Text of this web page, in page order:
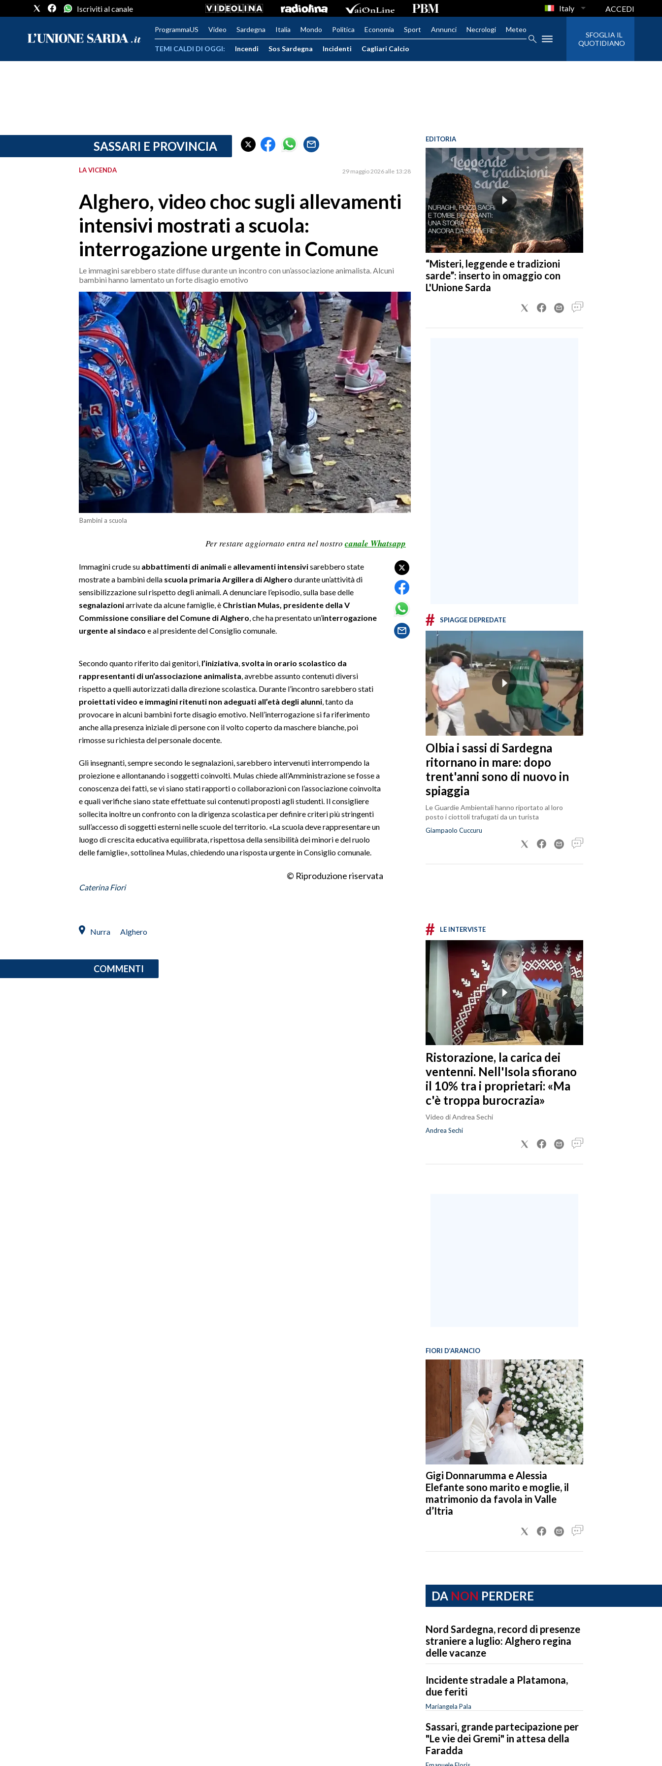
PROVINCIA DI CAGLIARI
ORISTANO E PROVINCIA
SERVIZI ALLE IMPRESE
SPIAGGE
Iscriviti al canale Italy ACCEDI
ProgrammaUS Video Sardegna Italia Mondo Politica Economia Sport Annunci Necrologi Meteo
TEMI CALDI DI OGGI: Incendi Sos Sardegna Incidenti Cagliari Calcio
SFOGLIA IL
QUOTIDIANO
SASSARI E PROVINCIA
LA VICENDA 29 maggio 2026 alle 13:28
Alghero, video choc sugli allevamenti
intensivi mostrati a scuola:
interrogazione urgente in Comune
Le immagini sarebbero state diffuse durante un incontro con un’associazione animalista. Alcuni
bambini hanno lamentato un forte disagio emotivo
Bambini a scuola
Per restare aggiornato entra nel nostro canale Whatsapp
Immagini crude su abbattimenti di animalie allevamenti intensivisarebbero state
mostrate a bambini della scuola primaria Argillera di Alghero durante un’attività di
sensibilizzazione sul rispetto degli animali. A denunciare l’episodio, sulla base delle
segnalazioniarrivate da alcune famiglie, è Christian Mulas, presidente della V
Commissione consiliare del Comune di Alghero, che ha presentato un’interrogazione
urgente al sindaco e al presidente del Consiglio comunale.
Secondo quanto riferito dai genitori, l’iniziativa, svolta in orario scolastico da
rappresentanti di un’associazione animalista, avrebbe assunto contenuti diversi
rispetto a quelli autorizzati dalla direzione scolastica. Durante l’incontro sarebbero stati
proiettati video e immagini ritenuti non adeguati all’età degli alunni, tanto da
provocare in alcuni bambini forte disagio emotivo. Nell’interrogazione si fa riferimento
anche alla presenza iniziale di persone con il volto coperto da maschere bianche, poi
rimosse su richiesta del personale docente.
Gli insegnanti, sempre secondo le segnalazioni, sarebbero intervenuti interrompendo la
proiezione e allontanando i soggetti coinvolti. Mulas chiede all’Amministrazione se fosse a
conoscenza dei fatti, se vi siano stati rapporti o collaborazioni con l’associazione coinvolta
e quali verifiche siano state effettuate sui contenuti proposti agli studenti. Il consigliere
sollecita inoltre un confronto con la dirigenza scolastica per definire criteri più stringenti
sull’accesso di soggetti esterni nelle scuole del territorio. «La scuola deve rappresentare un
luogo di crescita educativa equilibrata, rispettosa della sensibilità dei minori e del ruolo
delle famiglie», sottolinea Mulas, chiedendo una risposta urgente in Consiglio comunale.
© Riproduzione riservata
Caterina Fiori
Nurra Alghero
COMMENTI
EDITORIA
“Misteri, leggende e tradizioni
sarde”: inserto in omaggio con
L'Unione Sarda
# SPIAGGE DEPREDATE
Olbia i sassi di Sardegna
ritornano in mare: dopo
trent'anni sono di nuovo in
spiaggia
Le Guardie Ambientali hanno riportato al loro
posto i ciottoli trafugati da un turista
Giampaolo Cuccuru
# LE INTERVISTE
Ristorazione, la carica dei
ventenni. Nell'Isola sfiorano
il 10% tra i proprietari: «Ma
c'è troppa burocrazia»
Video di Andrea Sechi
Andrea Sechi
FIORI D’ARANCIO
Gigi Donnarumma e Alessia
Elefante sono marito e moglie, il
matrimonio da favola in Valle
d’Itria
DA NON PERDERE
Nord Sardegna, record di presenze
straniere a luglio: Alghero regina
delle vacanze
Incidente stradale a Platamona,
due feriti
Mariangela Pala
Sassari, grande partecipazione per
"Le vie dei Gremi" in attesa della
Faradda